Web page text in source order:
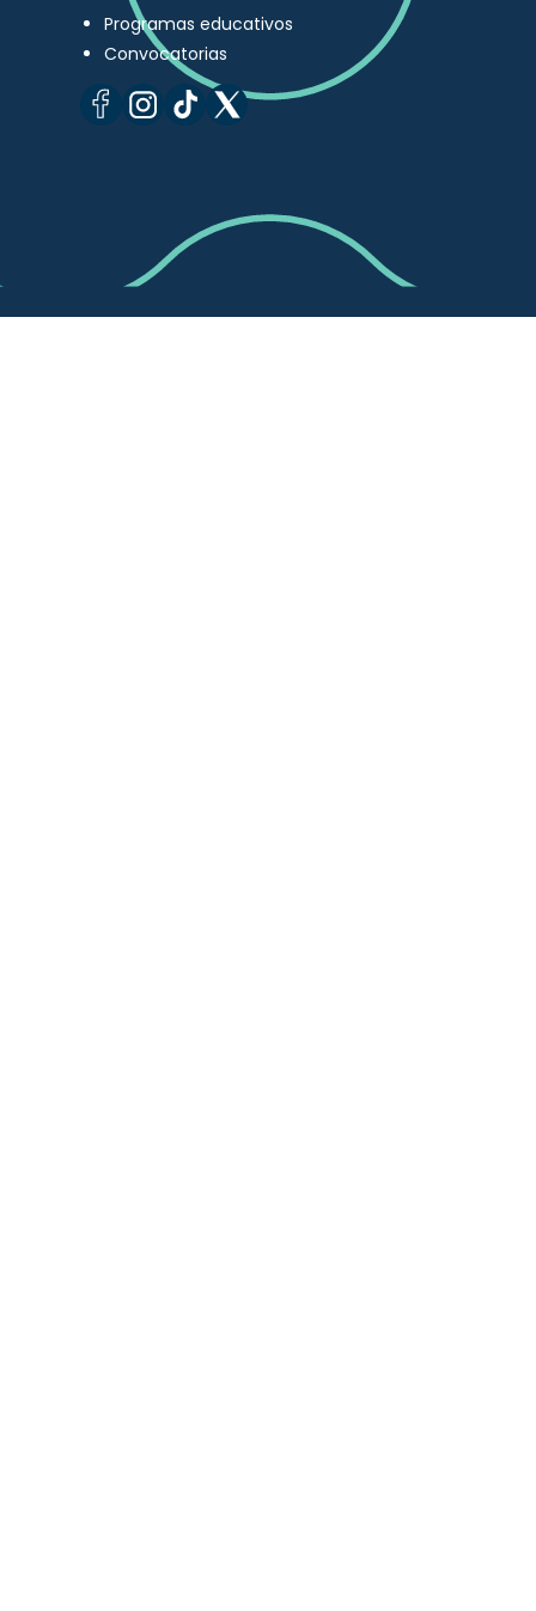
Programas educativos
Convocatorias